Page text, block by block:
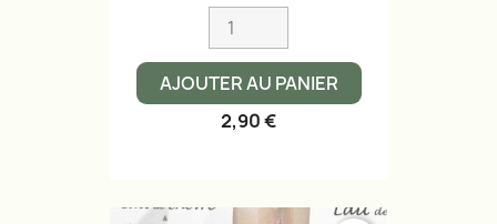
AJOUTER AU PANIER
2,90 €